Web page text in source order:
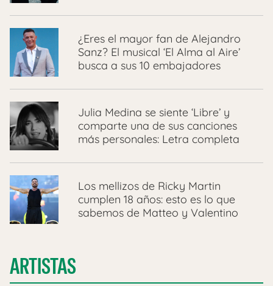
¿Eres el mayor fan de Alejandro
Sanz? El musical ‘El Alma al Aire’
busca a sus 10 embajadores
Julia Medina se siente ‘Libre’ y
comparte una de sus canciones
más personales: Letra completa
Los mellizos de Ricky Martin
cumplen 18 años: esto es lo que
sabemos de Matteo y Valentino
ARTISTAS